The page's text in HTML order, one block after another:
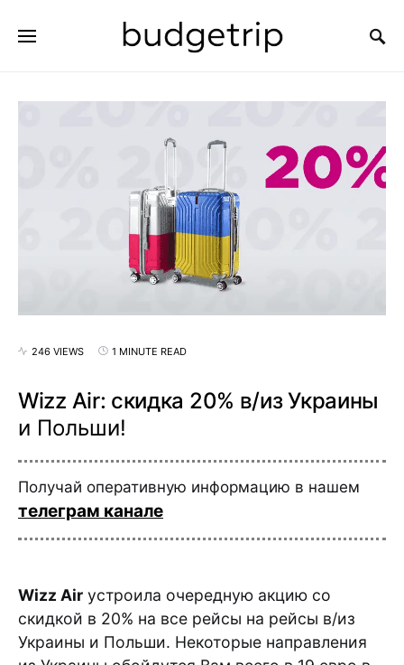
246 VIEWS 1 MINUTE READ
Wizz Air: скидка 20% в/из Украины
и Польши!
Получай оперативную информацию в нашем
телеграм канале
Wizz Air устроила очередную акцию со
скидкой в 20% на все рейсы на рейсы в/из
Украины и Польши. Некоторые направления